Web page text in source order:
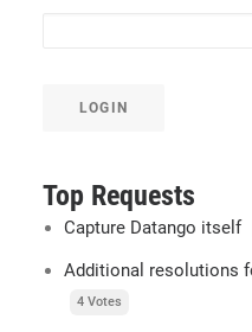
LOGIN
Top Requests
Capture Datango itself
Additional resolutions
4 Votes